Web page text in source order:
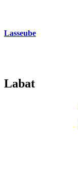
Lasseube
Labat